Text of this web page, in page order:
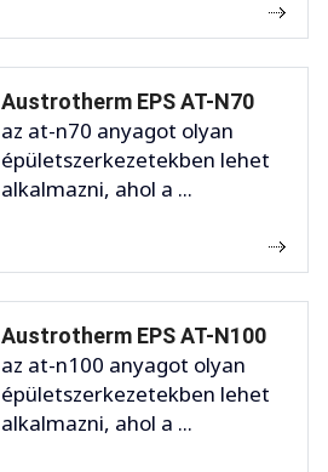
Austrotherm EPS AT-N70
az at-n70 anyagot olyan
épületszerkezetekben lehet
alkalmazni, ahol a ...
Austrotherm EPS AT-N100
az at-n100 anyagot olyan
épületszerkezetekben lehet
alkalmazni, ahol a ...